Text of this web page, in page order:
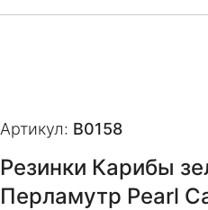
Артикул: B0158
Резинки Карибы
Перламутр Pearl